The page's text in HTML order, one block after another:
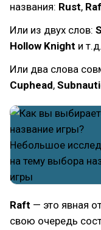
названия: Rust,
Или из двух слов:
Hollow Knight и т.д.
Или два слова
Cuphead,
Raft — это явная
свою очередь